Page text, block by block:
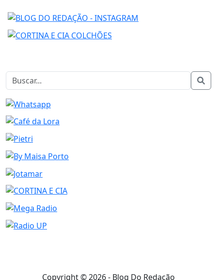
Copyright © 2026 - Blog Do Redação